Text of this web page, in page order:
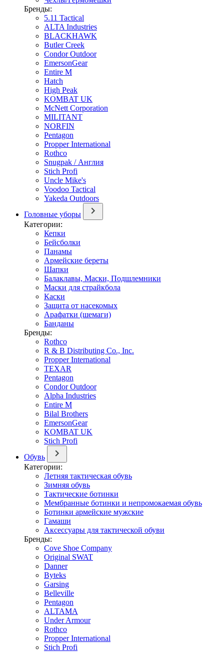
Бренды:
5.11 Tactical
ALTA Industries
BLACKHAWK
Butler Creek
Condor Outdoor
EmersonGear
Entire M
Hatch
High Peak
KOMBAT UK
McNett Corporation
MILITANT
NORFIN
Pentagon
Propper International
Rothco
Snugpak / Англия
Stich Profi
Uncle Mike's
Voodoo Tactical
Yakeda Outdoors
Головные уборы
Категории:
Кепки
Бейсболки
Панамы
Армейские береты
Шапки
Балаклавы, Маски, Подшлемники
Маски для страйкбола
Каски
Защита от насекомых
Арафатки (шемаги)
Банданы
Бренды:
Rothco
R & B Distributing Co., Inc.
Propper International
TEXAR
Pentagon
Condor Outdoor
Alpha Industries
Entire M
Bilal Brothers
EmersonGear
KOMBAT UK
Stich Profi
Обувь
Категории:
Летняя тактическая обувь
Зимняя обувь
Тактические ботинки
Мембранные ботинки и непромокаемая обувь
Ботинки армейские мужские
Гамаши
Аксессуары для тактической обуви
Бренды:
Cove Shoe Company
Original SWAT
Danner
Byteks
Garsing
Belleville
Pentagon
ALTAMA
Under Armour
Rothco
Propper International
Stich Profi